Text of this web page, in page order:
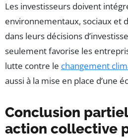
Les investisseurs doivent
environnementaux, sociaux et
dans leurs décisions
seulement favorise les
lutte contre le changement
aussi à la mise en place d’une
Conclusion
action collective